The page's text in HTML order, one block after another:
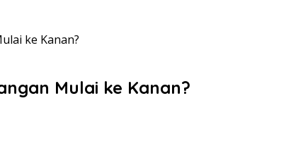
ke Kanan?
Mulai ke Kanan?